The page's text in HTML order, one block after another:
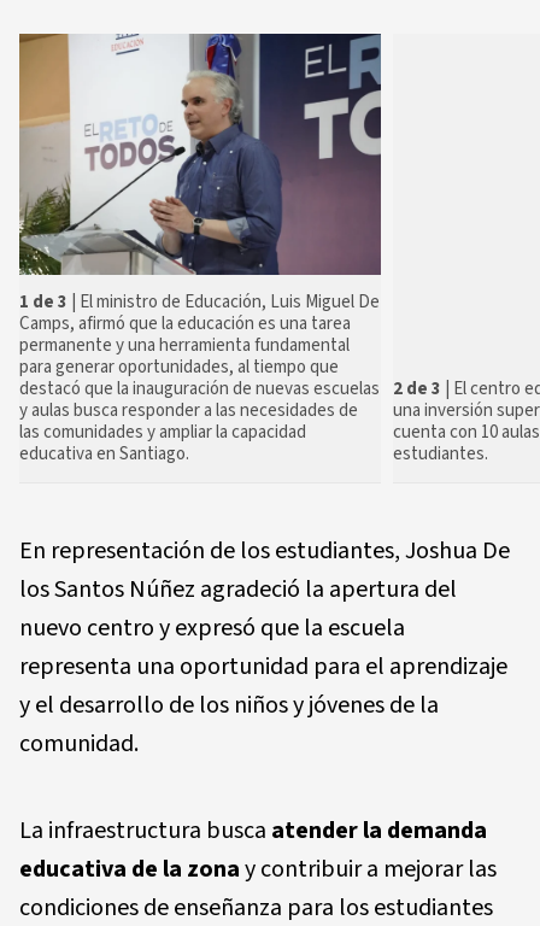
1 de 3 | El ministro de Educación, Luis Miguel De
Camps, afirmó que la educación es una tarea
permanente y una herramienta fundamental
para generar oportunidades, al tiempo que
destacó que la inauguración de nuevas escuelas
y aulas busca responder a las necesidades de
las comunidades y ampliar la capacidad
educativa en Santiago.
2 de 3 | El centro
una inversión
cuenta con 10
estudiantes.
En representación de los estudiantes, Joshua De
los Santos Núñez agradeció la apertura del
nuevo centro y expresó que la escuela
representa una oportunidad para el aprendizaje
y el desarrollo de los niños y jóvenes de la
comunidad.
La infraestructura busca atender la demanda
educativa de la zonay contribuir a mejorar las
condiciones de enseñanza para los estudiantes